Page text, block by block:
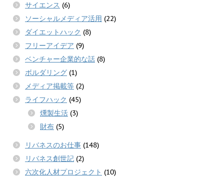
サイエンス (6)
ソーシャルメディア活用 (22)
ダイエットハック (8)
フリーアイデア (9)
ベンチャー企業的な話 (8)
ボルダリング (1)
メディア掲載等 (2)
ライフハック (45)
燻製生活 (3)
財布 (5)
リバネスのお仕事 (148)
リバネス創世記 (2)
六次化人材プロジェクト (10)